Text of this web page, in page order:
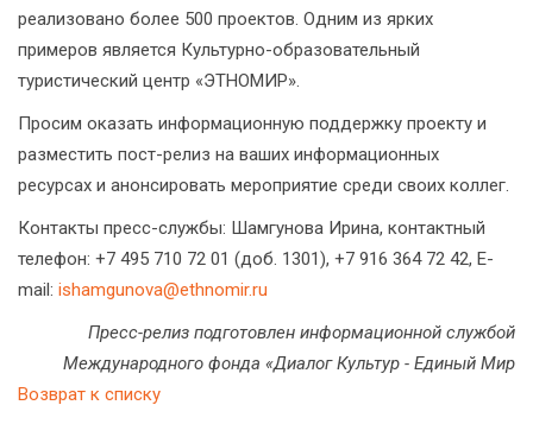
реализовано более 500 проектов. Одним из ярких
примеров является Культурно-образовательный
туристический центр «ЭТНОМИР».
Просим оказать информационную поддержку проекту и
разместить пост-релиз на ваших информационных
ресурсах и анонсировать мероприятие среди своих коллег.
Контакты пресс-службы: Шамгунова Ирина, контактный
телефон: +7 495 710 72 01 (доб. 1301), +7 916 364 72 42, E-
mail: ishamgunova@ethnomir.ru
Пресс-релиз подготовлен информационной службой
Международного фонда «Диалог Культур - Единый Мир
Возврат к списку